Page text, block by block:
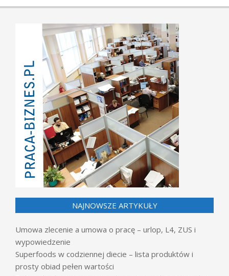
NAJNOWSZE ARTYKUŁY
Umowa zlecenie a umowa o pracę – urlop, L4, ZUS i
wypowiedzenie
Superfoods w codziennej diecie – lista produktów i
prosty obiad pełen wartości